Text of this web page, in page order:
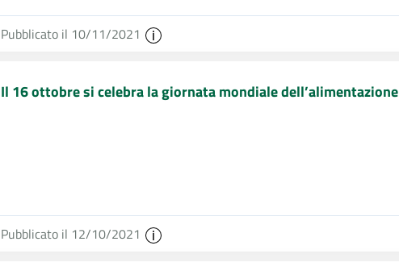
Pubblicato il 10/11/2021
Il 16 ottobre si celebra la giornata mondiale dell’alimentazione
Pubblicato il 12/10/2021